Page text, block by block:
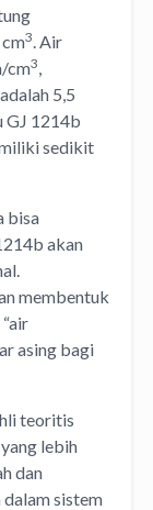
3. Air
cm3,
5,5
GJ 1214b
sedikit
bisa
akan
membentuk
asing bagi
teoritis
lebih
dan
sistem